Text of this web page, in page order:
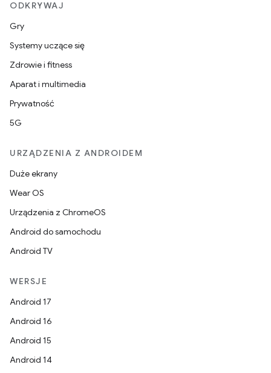
ODKRYWAJ
Gry
Systemy uczące się
Zdrowie i fitness
Aparat i multimedia
Prywatność
5G
URZĄDZENIA Z ANDROIDEM
Duże ekrany
Wear OS
Urządzenia z ChromeOS
Android do samochodu
Android TV
WERSJE
Android 17
Android 16
Android 15
Android 14